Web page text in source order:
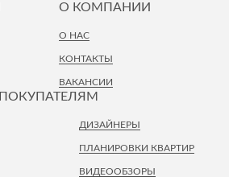
ПОКУПАТЕЛЯМ
ПЛАНИРОВКИ КВАРТИР
ВИДЕООБЗОРЫ
ДИЗАЙНЕРЫ
О КОМПАНИИ
О НАС
КОНТАКТЫ
ВАКАНСИИ